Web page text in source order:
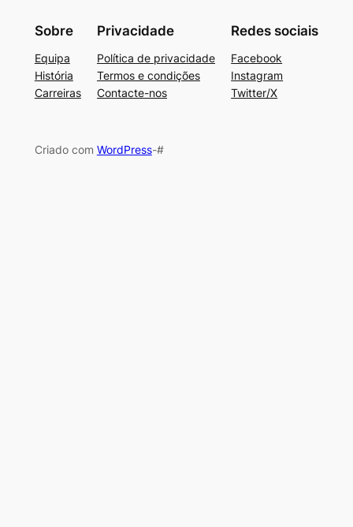
Sobre
Equipa
História
Carreiras
Privacidade
Política de privacidade
Termos e condições
Contacte-nos
Redes sociais
Facebook
Instagram
Twitter/X
Criado com WordPress-#